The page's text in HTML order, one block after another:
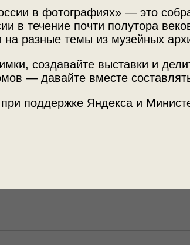
в фотографиях» — это
в течение почти полутора
на разные темы из музейных
создавайте выставки и
— давайте вместе
поддержке Яндекса и
Отечественной войны»
«20